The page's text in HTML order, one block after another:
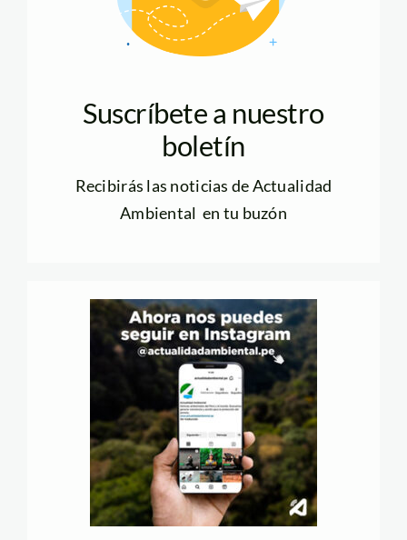
Suscríbete a nuestro
boletín
Recibirás las noticias de Actualidad
Ambiental en tu buzón